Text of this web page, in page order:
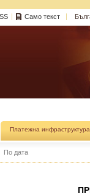
Само текст
Платежна инфраструктура
По дата